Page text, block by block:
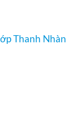
Thanh Nhàn